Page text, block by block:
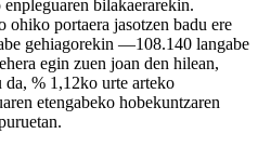
bilakaerarekin.
ohiko portaera jasotzen badu ere
gehiagorekin —108.140 langabe
egin zuen joan den hilean,
da, % 1,12ko urte arteko
etengabeko hobekuntzaren